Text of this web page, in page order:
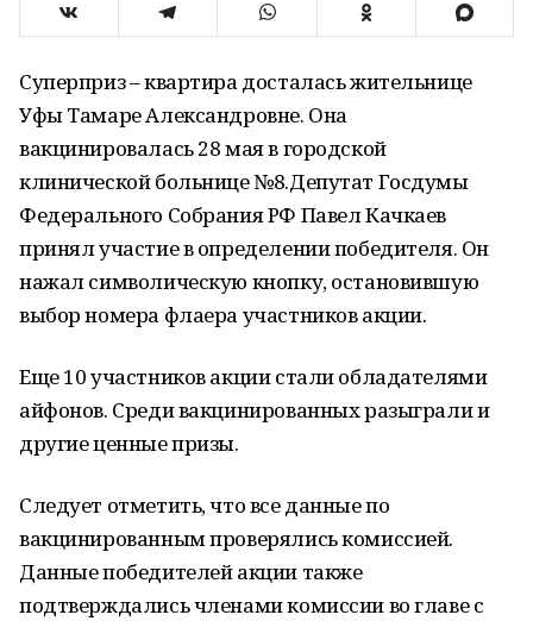
Суперприз – квартира досталась жительнице
Уфы Тамаре Александровне. Она
вакцинировалась 28 мая в городской
клинической больнице №8.Депутат Госдумы
Федерального Собрания РФ Павел Качкаев
принял участие в определении победителя. Он
нажал символическую кнопку, остановившую
выбор номера флаера участников акции.
Еще 10 участников акции стали обладателями
айфонов. Среди вакцинированных разыграли и
другие ценные призы.
Следует отметить, что все данные по
вакцинированным проверялись комиссией.
Данные победителей акции также
подтверждались членами комиссии во главе с